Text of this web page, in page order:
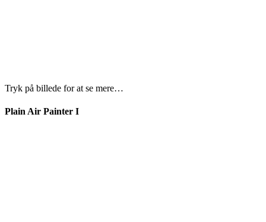
Tryk på billede for at se mere…
Plain Air Painter I